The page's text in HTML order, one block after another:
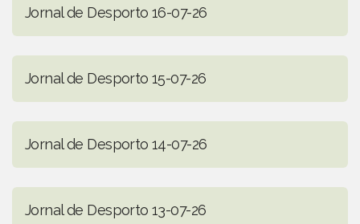
Jornal de Desporto 16-07-26
Jornal de Desporto 15-07-26
Jornal de Desporto 14-07-26
Jornal de Desporto 13-07-26